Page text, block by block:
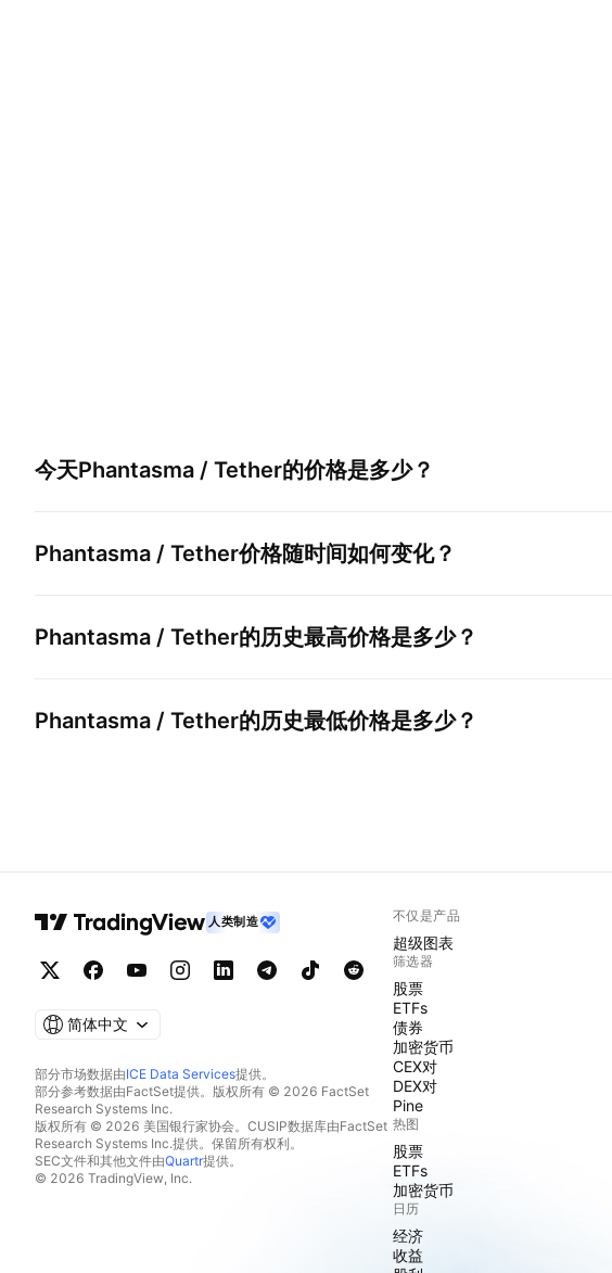
今天Phantasma / Tether的价格是多少？
Phantasma / Tether价格随时间如何变化？
Phantasma / Tether的历史最高价格是多少？
Phantasma / Tether的历史最低价格是多少？
人类制造
简体中文
部分市场数据由ICE Data Services提供。
部分参考数据由FactSet提供。版权所有 © 2026 FactSet
Research Systems Inc.
版权所有 © 2026 美国银行家协会。CUSIP数据库由FactSet
Research Systems Inc.提供。保留所有权利。
SEC文件和其他文件由Quartr提供。
© 2026 TradingView, Inc.
不仅是产品
超级图表
筛选器
股票
ETFs
债券
加密货币
CEX对
DEX对
Pine
热图
股票
ETFs
加密货币
日历
经济
收益